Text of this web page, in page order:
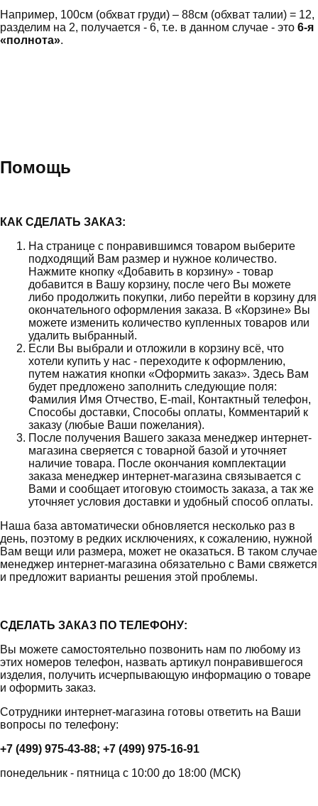
Например, 100см (обхват груди) – 88см (обхват талии) = 12,
разделим на 2, получается - 6, т.е. в данном случае - это 6-я
«полнота».
Помощь
КАК СДЕЛАТЬ ЗАКАЗ:
На странице с понравившимся товаром выберите
подходящий Вам размер и нужное количество.
Нажмите кнопку «Добавить в корзину» - товар
добавится в Вашу корзину, после чего Вы можете
либо продолжить покупки, либо перейти в корзину для
окончательного оформления заказа. В «Корзине» Вы
можете изменить количество купленных товаров или
удалить выбранный.
Если Вы выбрали и отложили в корзину всё, что
хотели купить у нас - переходите к оформлению,
путем нажатия кнопки «Оформить заказ». Здесь Вам
будет предложено заполнить следующие поля:
Фамилия Имя Отчество, E-mail, Контактный телефон,
Способы доставки, Способы оплаты, Комментарий к
заказу (любые Ваши пожелания).
После получения Вашего заказа менеджер интернет-
магазина сверяется с товарной базой и уточняет
наличие товара. После окончания комплектации
заказа менеджер интернет-магазина связывается с
Вами и сообщает итоговую стоимость заказа, а так же
уточняет условия доставки и удобный способ оплаты.
Наша база автоматически обновляется несколько раз в
день, поэтому в редких исключениях, к сожалению, нужной
Вам вещи или размера, может не оказаться. В таком случае
менеджер интернет-магазина обязательно с Вами свяжется
и предложит варианты решения этой проблемы.
СДЕЛАТЬ ЗАКАЗ ПО ТЕЛЕФОНУ:
Вы можете самостоятельно позвонить нам по любому из
этих номеров телефон, назвать артикул понравившегося
изделия, получить исчерпывающую информацию о товаре
и оформить заказ.
Сотрудники интернет-магазина готовы ответить на Ваши
вопросы по телефону:
+7 (499) 975-43-88; +7 (499) 975-16-91
понедельник - пятница с 10:00 до 18:00 (МСК)